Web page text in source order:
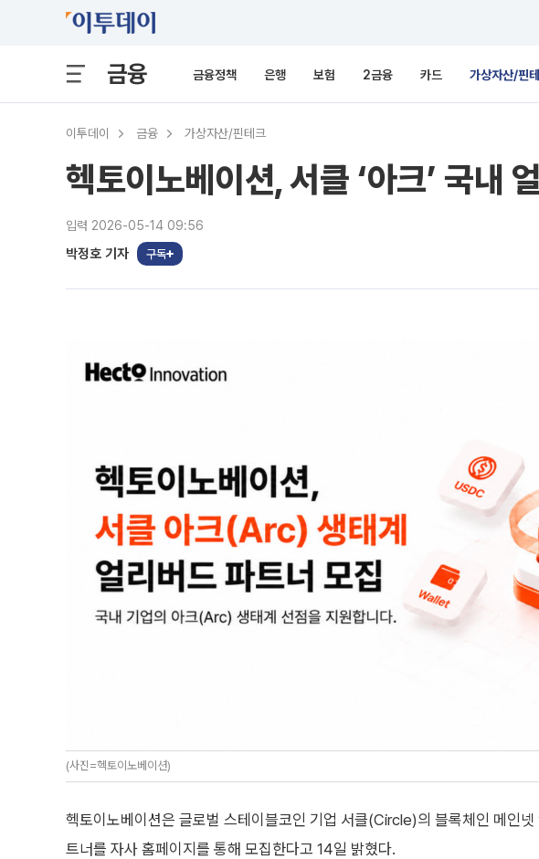
금융 금융정책 은행 보험 2금융 카드 가상자산/핀
이투데이 금융 가상자산/핀테크
헥토이노베이션, 서클 ‘아크’ 국내
입력 2026-05-14 09:56
박정호 기자 구독
(사진=헥토이노베이션)
헥토이노베이션은 글로벌 스테이블코인 기업 서클(Circle)의 블록체인 메인넷
트너를 자사 홈페이지를 통해 모집한다고 14일 밝혔다.